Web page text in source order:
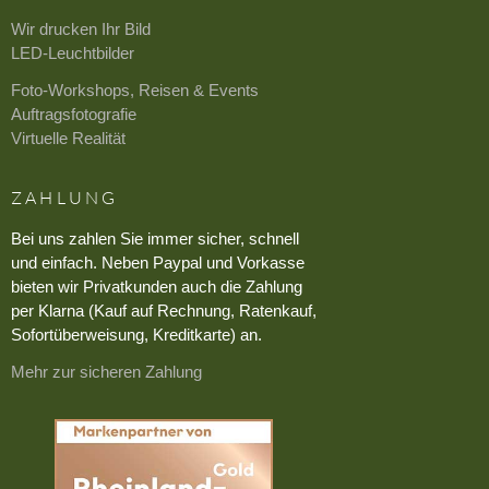
Wir drucken Ihr Bild
LED-Leuchtbilder
Foto-Workshops, Reisen & Events
Auftragsfotografie
Virtuelle Realität
ZAHLUNG
Bei uns zahlen Sie immer sicher, schnell
und einfach. Neben Paypal und Vorkasse
bieten wir Privatkunden auch die Zahlung
per Klarna (Kauf auf Rechnung, Ratenkauf,
Sofortüberweisung, Kreditkarte) an.
Mehr zur sicheren Zahlung